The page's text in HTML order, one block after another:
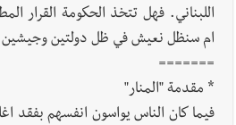
اللبناني. فهل تتخذ الحكومة القرار
ام سنظل نعيش في ظل دولتين وجيشين
=======
* مقدمة "المنار"
فيما كان الناس يواسون انفسهم بفقد